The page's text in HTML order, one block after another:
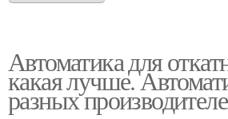
Автоматика для
какая лучше.
разных